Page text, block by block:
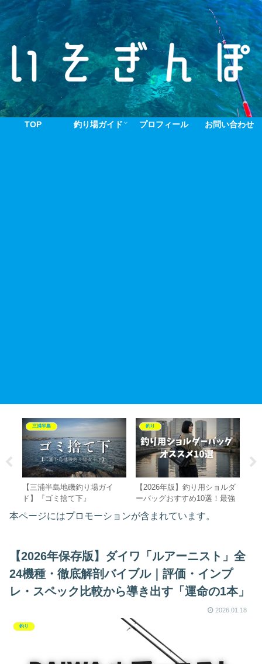
TOP 釣り場ガイド プロフィール お問い合わせ
三浦半島
【三浦半島地磯釣り場ガイ
ド】『ゴミ捨て下』
釣り
【2026年版】釣り用ショルダ
ーバッグおすすめ10選！最強
人気モデルを徹底比較
本ページにはプロモーションが含まれています。
【2026年保存版】ダイワ「ルアーニスト」全
24機種・徹底解剖バイブル｜評価・インプ
レ・スペック比較から導き出す「運命の1本」
2026.01.18
釣り